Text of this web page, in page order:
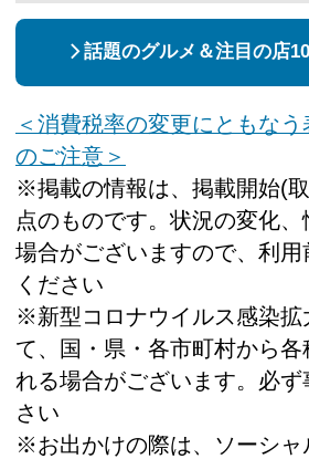
話題のグルメ＆注目の店10
＜消費税率の変更にともな
のご注意＞
※掲載の情報は、掲載開始(
点のものです。状況の変化
場合がございますので、利
ください
※新型コロナウイルス感染拡
て、国・県・各市町村から各
れる場合がございます。必
さい
※お出かけの際は、ソーシャ